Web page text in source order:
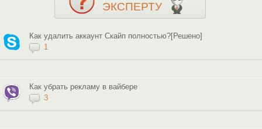
ЭКСПЕРТУ
Как удалить аккаунт Скайп полностью?[Решено]
1
Как убрать рекламу в вайбере
3